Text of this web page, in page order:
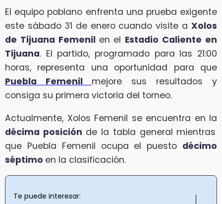
El equipo poblano enfrenta una prueba exigente
este sábado 31 de enero cuando visite a Xolos
de Tijuana Femenil en el Estadio Caliente en
Tijuana. El partido, programado para las 21:00
horas, representa una oportunidad para que
Puebla Femenil mejore sus resultados y
consiga su primera victoria del torneo.
Actualmente, Xolos Femenil se encuentra en la
décima posición de la tabla general mientras
que Puebla Femenil ocupa el puesto décimo
séptimo en la clasificación.
Te puede interesar: